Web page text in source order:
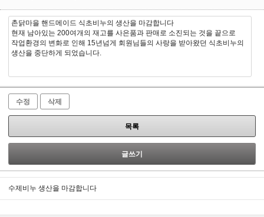
촌닭마을 핸드메이드 식초비누의 생산을 마감합니다
현재 남아있는 200여개의 재고를 사은품과 판매로 소진되는 것을 끝으로
작업환경의 변화로 인해 15년넘게 회원님들의 사랑을 받아왔던 식초비누의
생산을 중단하게 되었습니다.
수정 삭제
목록
글쓰기
수제비누 생산을 마감합니다